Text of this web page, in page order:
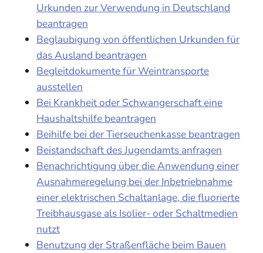
Urkunden zur Verwendung in Deutschland
beantragen
Beglaubigung von öffentlichen Urkunden für
das Ausland beantragen
Begleitdokumente für Weintransporte
ausstellen
Bei Krankheit oder Schwangerschaft eine
Haushaltshilfe beantragen
Beihilfe bei der Tierseuchenkasse beantragen
Beistandschaft des Jugendamts anfragen
Benachrichtigung über die Anwendung einer
Ausnahmeregelung bei der Inbetriebnahme
einer elektrischen Schaltanlage, die fluorierte
Treibhausgase als Isolier- oder Schaltmedien
nutzt
Benutzung der Straßenfläche beim Bauen